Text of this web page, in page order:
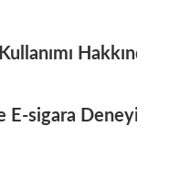
Hakkında
E-sigara